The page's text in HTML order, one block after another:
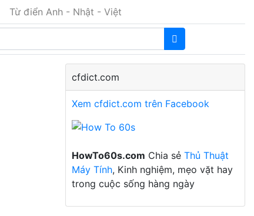
Từ điển Anh - Nhật - Việt
cfdict.com
Xem cfdict.com trên Facebook
HowTo60s.com Chia sẻ Thủ Thuật
Máy Tính, Kinh nghiệm, mẹo vặt hay
trong cuộc sống hàng ngày